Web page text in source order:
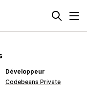
Développeur
Codebeans Private